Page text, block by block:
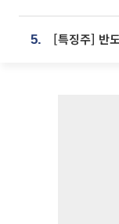
5.